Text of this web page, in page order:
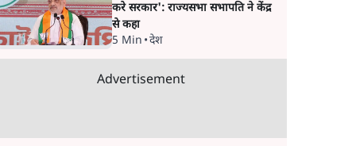
करे सरकार': राज्यसभा सभापति ने केंद्र
से कहा
5 Min •देश
Advertisement